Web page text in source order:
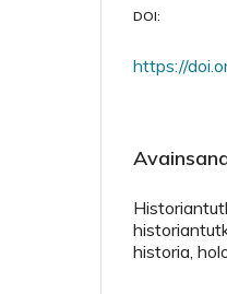
DOI:
https://
historia,